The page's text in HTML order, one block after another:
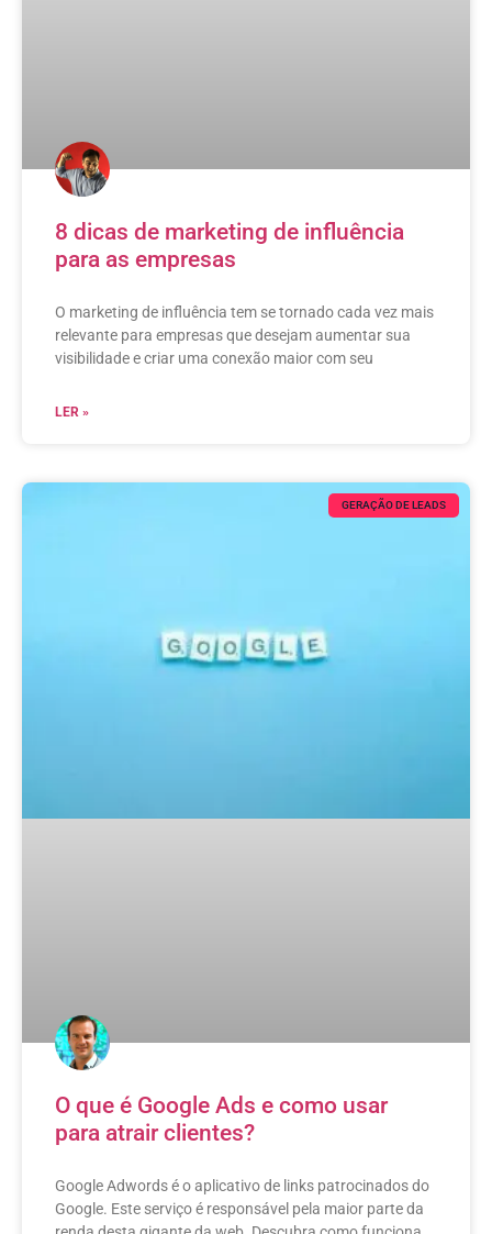
8 dicas de marketing de influência
para as empresas
O marketing de influência tem se tornado cada vez mais
relevante para empresas que desejam aumentar sua
visibilidade e criar uma conexão maior com seu
LER »
GERAÇÃO DE LEADS
O que é Google Ads e como usar
para atrair clientes?
Google Adwords é o aplicativo de links patrocinados do
Google. Este serviço é responsável pela maior parte da